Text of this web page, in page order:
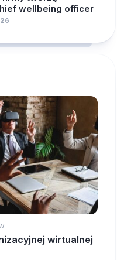
wellbeing officer
wirtualnej